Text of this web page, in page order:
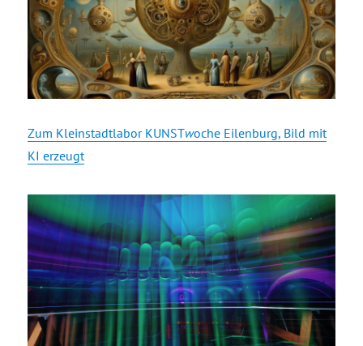
Zum Kleinstadtlabor KUNSTwoche Eilenburg, Bild mit
KI erzeugt